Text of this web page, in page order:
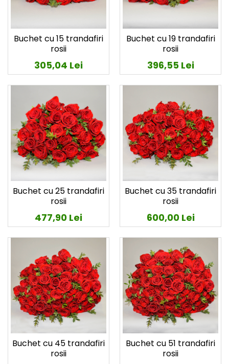
Buchet cu 15 trandafiri
rosii
305,04 Lei
Buchet cu 19 trandafiri
rosii
396,55 Lei
Buchet cu 25 trandafiri
rosii
477,90 Lei
Buchet cu 35 trandafiri
rosii
600,00 Lei
Buchet cu 45 trandafiri
rosii
Buchet cu 51 trandafiri
rosii